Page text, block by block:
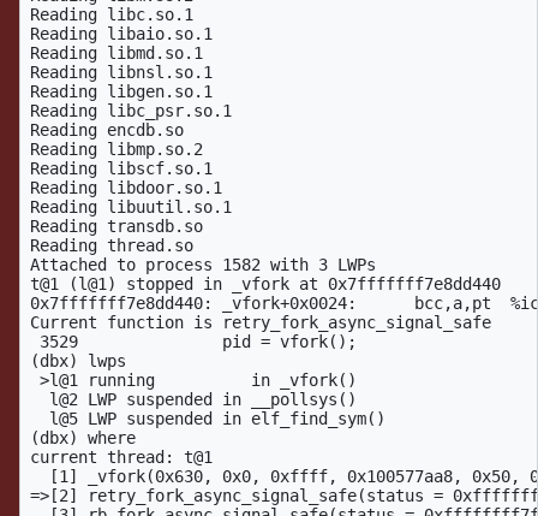
Reading libc.so.1
Reading libaio.so.1
Reading libmd.so.1
Reading libnsl.so.1
Reading libgen.so.1
Reading libc_psr.so.1
Reading encdb.so
Reading libmp.so.2
Reading libscf.so.1
Reading libdoor.so.1
Reading libuutil.so.1
Reading transdb.so
Reading thread.so
Attached to process 1582 with 3 LWPs
t@1 (l@1) stopped in _vfork at 0x7fffffff7e8dd440
0x7fffffff7e8dd440: _vfork+0x0024:      bcc,a,pt
Current function is retry_fork_async_signal_safe
3529               pid = vfork();
(dbx) lwps
>l@1 running          in _vfork()
  l@2 LWP suspended in __pollsys()
  l@5 LWP suspended in elf_find_sym()
(dbx) where
current thread: t@1
[1] _vfork(0x630, 0x0, 0xffff, 0x100577aa8, 0x50,
=>[2] retry_fork_async_signal_safe(status =